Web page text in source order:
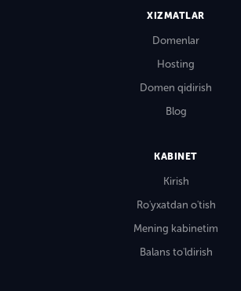
XIZMATLAR
Domenlar
Hosting
Domen qidirish
Blog
KABINET
Kirish
Ro'yxatdan o'tish
Mening kabinetim
Balans to'ldirish